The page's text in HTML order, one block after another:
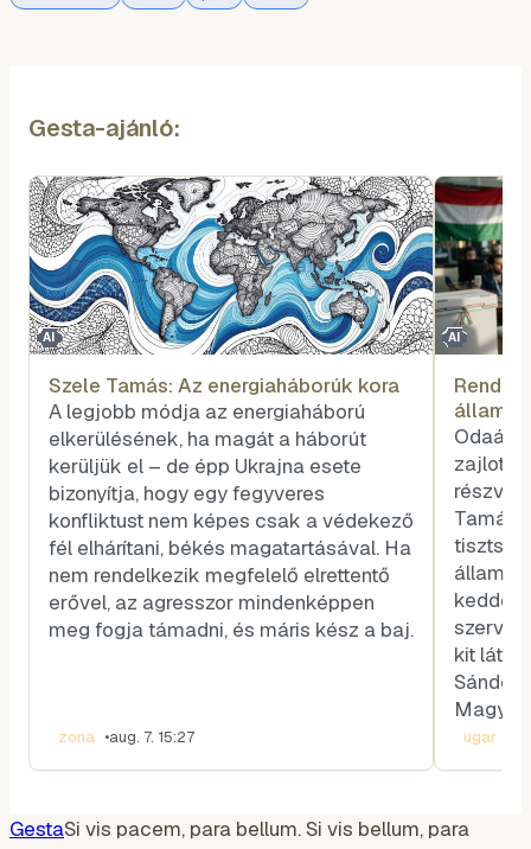
Gesta-ajánló:
AI
Szele Tamás: Az energiaháborúk kora
A legjobb módja az energiaháború
elkerülésének, ha magát a háborút
kerüljük el – de épp Ukrajna esete
bizonyítja, hogy egy fegyveres
konfliktust nem képes csak a védekező
fél elhárítani, békés magatartásával. Ha
nem rendelkezik megfelelő elrettentő
erővel, az agresszor mindenképpen
meg fogja támadni, és máris kész a baj.
zona •aug. 7. 15:27
AI
voksot
Odaát,
zajlott
Tamás
kedden
kit
Magyar
ugar
GestaSi vis pacem, para bellum. Si vis bellum, para